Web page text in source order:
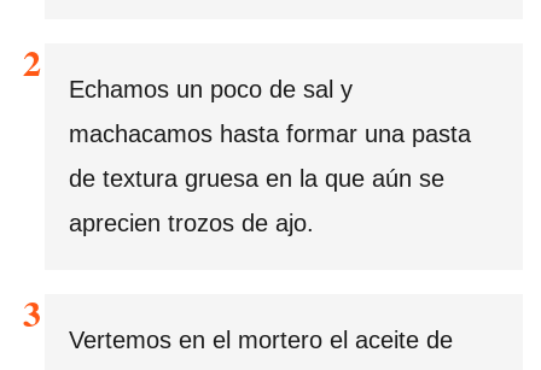
Echamos un poco de sal y
machacamos hasta formar una pasta
de textura gruesa en la que aún se
aprecien trozos de ajo.
Vertemos en el mortero el aceite de